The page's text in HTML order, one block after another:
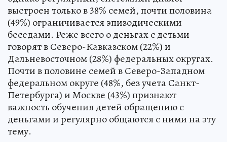
выстроен только в 38% семей, почти половина
(49%) ограничивается эпизодическими
беседами. Реже всего о деньгах с детьми
говорят в Северо-Кавказском (22%) и
Дальневосточном (28%) федеральных округах.
Почти в половине семей в Северо-Западном
федеральном округе (48%, без учета Санкт-
Петербурга) и Москве (43%) признают
важность обучения детей обращению с
деньгами и регулярно общаются с ними на эту
тему.